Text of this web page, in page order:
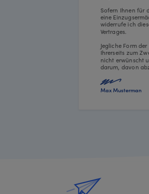
Sofern Ihnen für
eine
widerrufe ich
Vertrages.
Jegliche Form
Ihrerseits zum
nicht erwünscht
darum, davon
Max Musterman